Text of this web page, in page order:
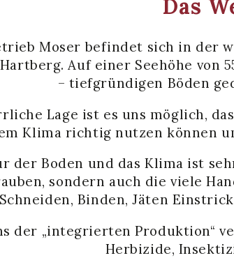
Das
Moser befindet sich in der
Auf einer Seehöhe von
– tiefgründigen Böden
Lage ist es uns möglich,
Klima richtig nutzen können
der Boden und das Klima ist
sondern auch die viele
Binden, Jäten
der „integrierten Produktion“
Herbizide,